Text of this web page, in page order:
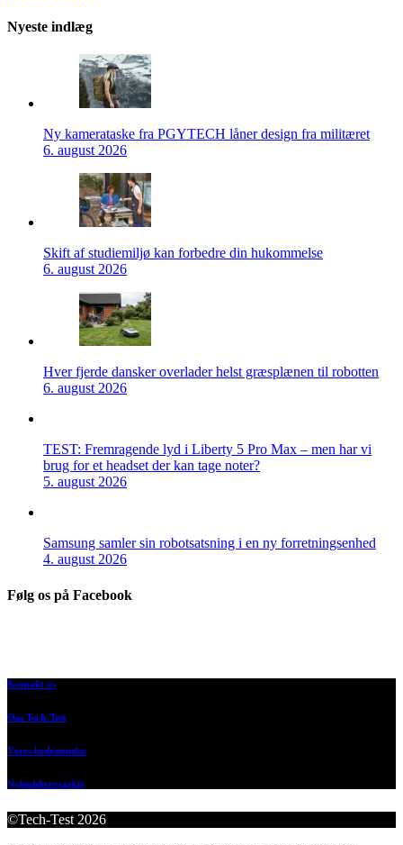
Nyeste indlæg
Ny kamerataske fra PGYTECH låner design fra militæret
6. august 2026
Skift af studiemiljø kan forbedre din hukommelse
6. august 2026
Hver fjerde dansker overlader helst græsplænen til robotten
6. august 2026
TEST: Fremragende lyd i Liberty 5 Pro Max – men har vi
brug for et headset der kan tage noter?
5. august 2026
Samsung samler sin robotsatsning i en ny forretningsenhed
4. august 2026
Følg os på Facebook
Kontakt os
Om Tech-Test
Vores bedømmelse
Nyhedsbrevsarkiv
©Tech-Test 2026